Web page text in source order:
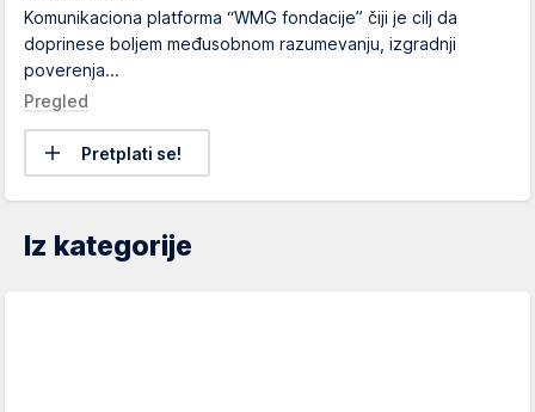
Komunikaciona platforma “WMG fondacije” čiji je cilj da
doprinese boljem međusobnom razumevanju, izgradnji
poverenja...
Pregled
Pretplati se!
Iz kategorije